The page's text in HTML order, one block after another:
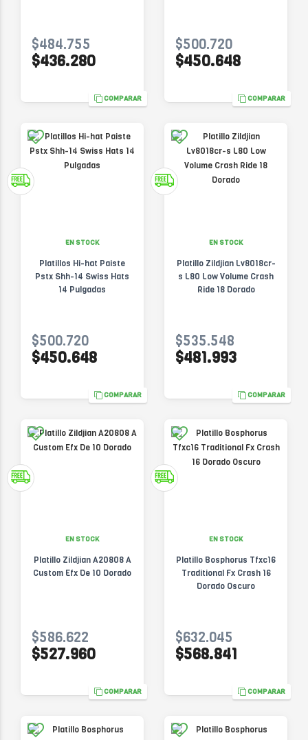
$484.755
$436.280
COMPARAR
$500.720
$450.648
COMPARAR
EN STOCK
Platillos Hi-hat Paiste
Pstx Shh-14 Swiss Hats
14 Pulgadas
$500.720
$450.648
COMPARAR
EN STOCK
Platillo Zildjian Lv8018cr-
s L80 Low Volume Crash
Ride 18 Dorado
$535.548
$481.993
COMPARAR
EN STOCK
Platillo Zildjian A20808 A
Custom Efx De 10 Dorado
$586.622
$527.960
COMPARAR
EN STOCK
Platillo Bosphorus Tfxc16
Traditional Fx Crash 16
Dorado Oscuro
$632.045
$568.841
COMPARAR